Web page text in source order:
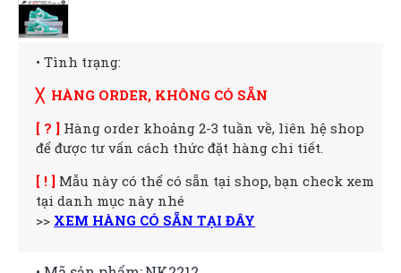
• Tình trạng:
╳ HÀNG ORDER, KHÔNG CÓ SẴN
[ ? ] Hàng order khoảng 2-3 tuần về, liên hệ shop
để được tư vấn cách thức đặt hàng chi tiết.
[ ! ] Mẫu này có thể có sẵn tại shop, bạn check xem
tại danh mục này nhé
>> XEM HÀNG CÓ SẴN TẠI ĐÂY